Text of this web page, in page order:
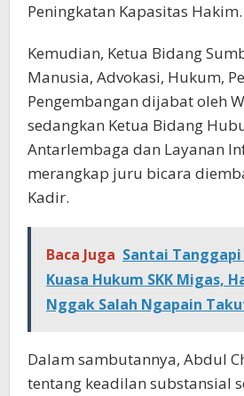
Peningkatan Kapasitas Hakim.
Kemudian, Ketua Bidang
Manusia, Advokasi, Hukum,
Pengembangan dijabat oleh
sedangkan Ketua Bidang
Antarlembaga dan Layanan
merangkap juru bicara
Kadir.
Baca Juga Santai
Kuasa Hukum SKK Migas,
Nggak Salah Ngapain
Dalam sambutannya, Abdul
tentang keadilan substansial